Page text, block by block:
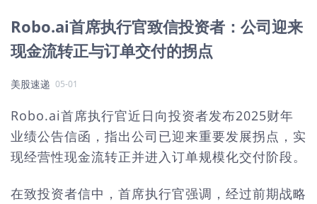
Robo.ai首席执行官致信投资者：公司迎来
现金流转正与订单交付的拐点
美股速递 05-01
Robo.ai首席执行官近日向投资者发布2025财年
业绩公告信函，指出公司已迎来重要发展拐点，实
现经营性现金流转正并进入订单规模化交付阶段。
在致投资者信中，首席执行官强调，经过前期战略